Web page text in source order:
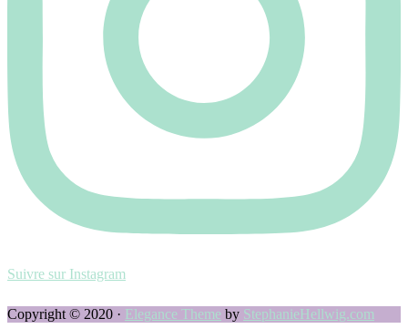
Suivre sur Instagram
Copyright © 2020 · Elegance Theme by StephanieHellwig.com